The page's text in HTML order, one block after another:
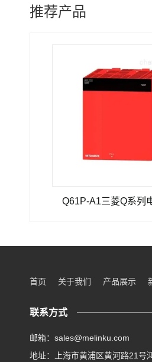
推荐产品
Q61P-A1三菱Q系列电源模
首页 关于我们 产品展示
联系方式
邮箱：sales@melinku.com
地址：上海市黄浦区黄河路21号